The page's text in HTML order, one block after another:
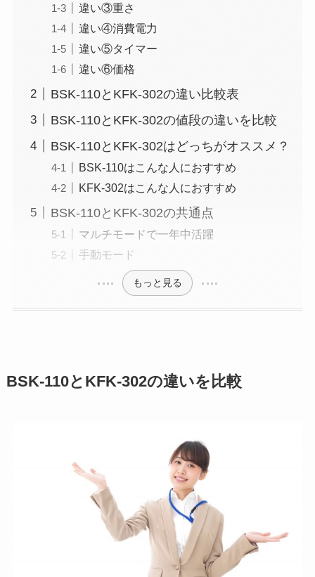
違い③重さ
違い④消費電力
違い⑤タイマー
違い⑥価格
BSK-110とKFK-302の違い比較表
BSK-110とKFK-302の値段の違いを比較
BSK-110とKFK-302はどっちがオススメ？
BSK-110はこんな人におすすめ
KFK-302はこんな人におすすめ
BSK-110とKFK-302の共通点
マルチモードで一年中活躍
手動モード
もっと見る
BSK-110とKFK-302の違いを比較